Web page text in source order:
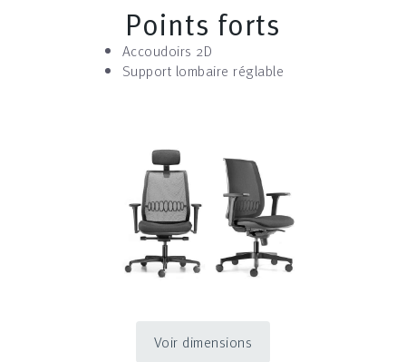
Points forts
Accoudoirs 2D
Support lombaire réglable
Voir dimensions